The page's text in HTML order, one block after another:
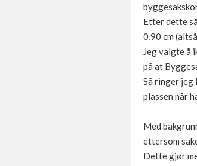
Etter dette
0,90 cm
Jeg valgte å
på at
Så ringer jeg
plassen når
Med
ettersom
Dette gjør